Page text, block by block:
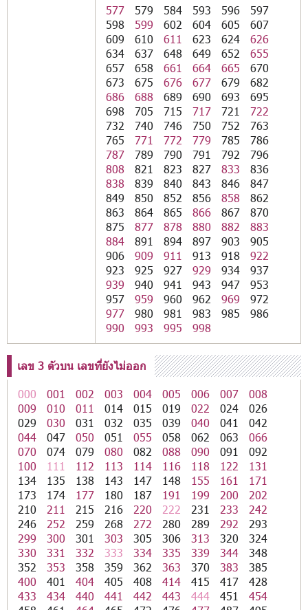
577
579 584 593 596
597
598
599 602 604 605
607
609
610 611 623 624
626
634
637 648 649 652
655
657
658 661 664 665
670
673
675 676 677 679
682
686
688 689 690 693
695
698
705 715 717 721
722
732
740 746 750 752
763
765
771 772 779 785
786
787
789 790 791 792
796
808
821 823 827 833
836
838
839 840 843 846
847
849
850 852 856 858
862
863
864 865 866 867
870
875
877 878 880 882
883
884
891 894 897 903
905
906
909 911 913 918
922
923
925 927 929 934
937
939
940 941 943 947
953
957
959 960 962 969
972
977
980 981 983 985
986
990
993 995 998
เลข 3 ตัวบน เลขที่ยังไม่ออก
000
001 002 003 004 005 006 007
008
009
010 011 014 015 019 022 024
026
029
030 031 032 035 039 040 041
042
044
047 050 051 055 058 062 063
066
070
074 079 080 082 088 090 091
092
100
111 112 113 114 116 118 122
131
134
135 138 143 147 148 155 161
171
173
174 177 180 187 191 199 200
202
210
211 215 216 220 222 231 233
242
246
252 259 268 272 280 289 292
293
299
300 301 303 305 306 313 320
324
330
331 332 333 334 335 339 344
348
352
353 358 359 362 363 370 383
385
400
401 404 405 408 414 415 417
428
433
434 440 441 442 443 444 451
454